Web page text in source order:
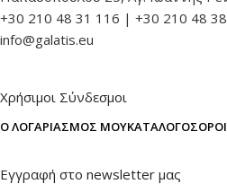
+30 210 48 31 116 | +30 210 48
info@galatis.eu
Χρήσιμοι Σύνδεσμοι
Ο ΛΟΓΑΡΙΑΣΜΌΣ ΜΟΥΚΑΤΆΛΟΓΟΣ
Εγγραφή στο newsletter μας